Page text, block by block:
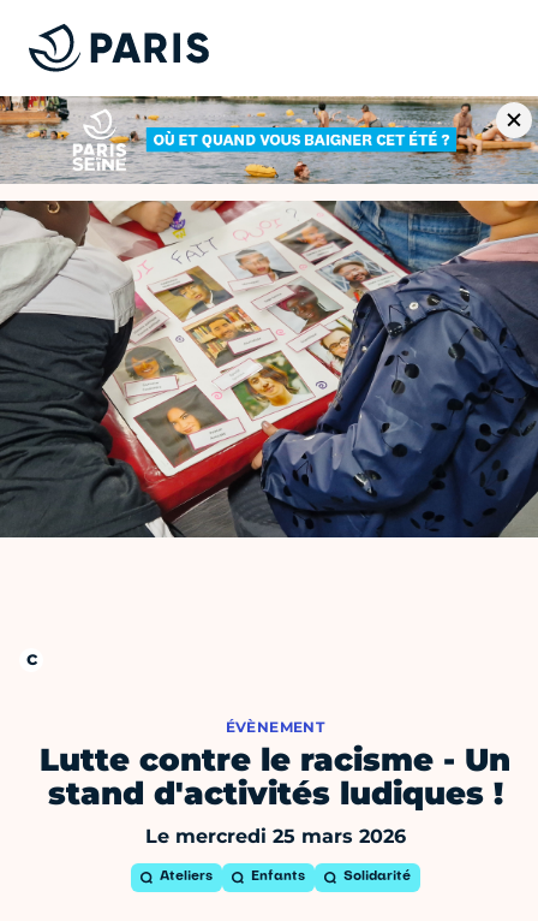
ÉVÈNEMENT
Lutte contre le racisme - Un
stand d'activités ludiques !
Le mercredi 25 mars 2026
Ateliers Enfants Solidarité